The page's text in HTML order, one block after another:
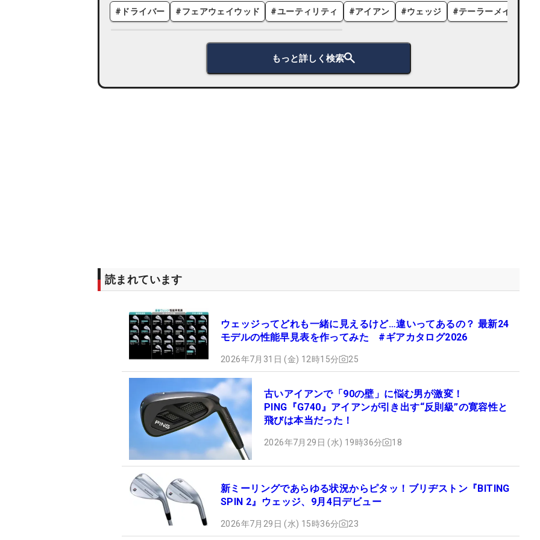
# ドライバー #フェアウェイウッド #ユーティリティ #アイアン #ウェッジ #テーラーメイド
もっと詳しく検索
読まれています
ウェッジってどれも一緒に見えるけど…違いってあるの？ 最新24
モデルの性能早見表を作ってみた #ギアカタログ2026
2026年7月31日 (金) 12時15分 25
古いアイアンで「90の壁」に悩む男が激変！
PING『G740』アイアンが引き出す“反則級”の寛容性と
飛びは本当だった！
2026年7月29日 (水) 19時36分 18
新ミーリングであらゆる状況からピタッ！ブリヂストン『BITING
SPIN 2』ウェッジ、9月4日デビュー
2026年7月29日 (水) 15時36分 23